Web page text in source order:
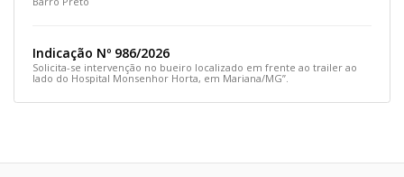
Indicação Nº 986/2026
Solicita-se intervenção no bueiro localizado em frente ao trailer ao
lado do Hospital Monsenhor Horta, em Mariana/MG”.